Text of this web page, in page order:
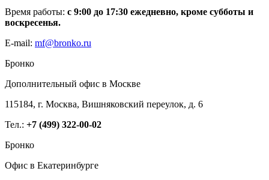
Время работы: с 9:00 до 17:30 ежедневно, кроме субботы и
воскресенья.
E-mail: mf@bronko.ru
Бронко
Дополнительный офис в Москве
115184, г. Москва, Вишняковский переулок, д. 6
Тел.: +7 (499) 322-00-02
Бронко
Офис в Екатеринбурге